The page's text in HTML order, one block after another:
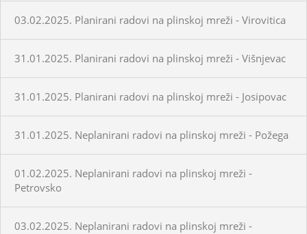
03.02.2025. Planirani radovi na plinskoj mreži - Virovitica
31.01.2025. Planirani radovi na plinskoj mreži - Višnjevac
31.01.2025. Planirani radovi na plinskoj mreži - Josipovac
31.01.2025. Neplanirani radovi na plinskoj mreži - Požega
01.02.2025. Neplanirani radovi na plinskoj mreži -
Petrovsko
03.02.2025. Neplanirani radovi na plinskoj mreži -